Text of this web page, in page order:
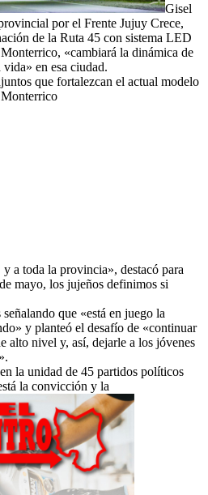
Gisel
por el Frente Jujuy Crece,
de la Ruta 45 con sistema LED
«cambiará la dinámica de
en esa ciudad.
que fortalezcan el actual modelo
Monterrico
y a toda la provincia», destacó para
mayo, los jujeños definimos si
que «está en juego la
y planteó el desafío de «continuar
alto nivel y, así, dejarle a los jóvenes
la unidad de 45 partidos políticos
la convicción y la